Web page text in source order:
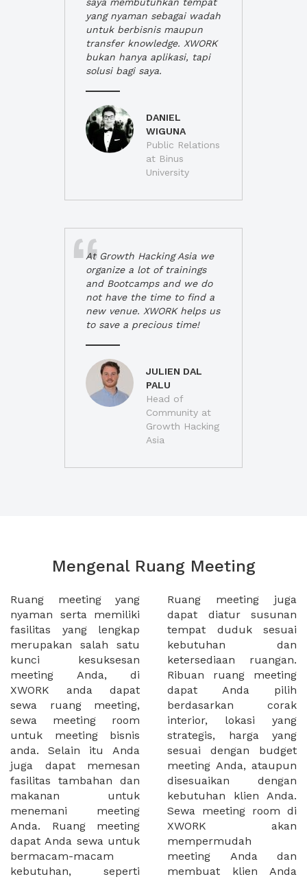
yang nyaman sebagai wadah
untuk berbisnis maupun
transfer knowledge. XWORK
bukan hanya aplikasi, tapi
solusi bagi saya.
DANIEL
WIGUNA
Public Relations
at Binus
University
At Growth Hacking Asia we
organize a lot of trainings
and Bootcamps and we do
not have the time to find a
new venue. XWORK helps us
to save a precious time!
JULIEN DAL
PALU
Head of
Community at
Growth Hacking
Asia
Mengenal Ruang Meeting
Ruang meeting yang
nyaman serta memiliki
fasilitas yang lengkap
merupakan salah satu
kunci kesuksesan
meeting Anda, di
XWORK anda dapat
sewa ruang meeting,
sewa meeting room
untuk meeting bisnis
anda. Selain itu Anda
juga dapat memesan
fasilitas tambahan dan
makanan untuk
menemani meeting
Anda. Ruang meeting
dapat Anda sewa untuk
bermacam-macam
kebutuhan, seperti
Ruang meeting juga
dapat diatur susunan
tempat duduk sesuai
kebutuhan dan
ketersediaan ruangan.
Ribuan ruang meeting
dapat Anda pilih
berdasarkan corak
interior, lokasi yang
strategis, harga yang
sesuai dengan budget
meeting Anda, ataupun
disesuaikan dengan
kebutuhan klien Anda.
Sewa meeting room di
XWORK akan
mempermudah
meeting Anda dan
membuat klien Anda